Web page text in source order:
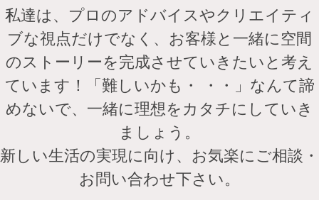
私達は、プロのアドバイスやクリエイティ
ブな視点だけでなく、お客様と一緒に空間
のストーリーを完成させていきたいと考え
ています！「難しいかも・ ・・」なんて諦
めないで、一緒に理想をカタチにしていき
ましょう。
新しい生活の実現に向け、お気楽にご相談・
お問い合わせ下さい。